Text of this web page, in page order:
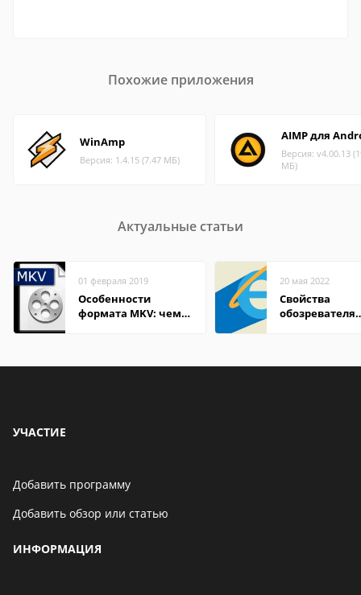
Похожие приложения
WinAmp
Версия: 1.4.15 (7.47 МБ)
AIMP для
Версия: v4.00.13
МБ)
Актуальные статьи
01 февраля 2019
Особенности
формата MKV: чем
20 мая 2022
Свойства
обозревателя
УЧАСТИЕ
Добавить программу
Добавить обзор или статью
ИНФОРМАЦИЯ